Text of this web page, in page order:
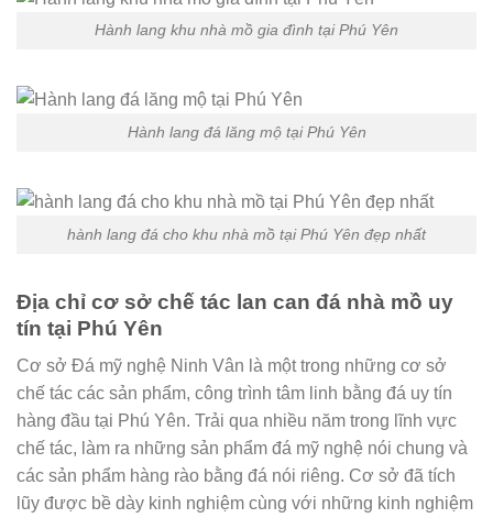
Hành lang khu nhà mồ gia đình tại Phú Yên
Hành lang đá lăng mộ tại Phú Yên
hành lang đá cho khu nhà mồ tại Phú Yên đẹp nhất
Địa chỉ cơ sở chế tác lan can đá nhà mồ uy
tín tại Phú Yên
Cơ sở Đá mỹ nghệ Ninh Vân là một trong những cơ sở
chế tác các sản phẩm, công trình tâm linh bằng đá uy tín
hàng đầu tại Phú Yên. Trải qua nhiều năm trong lĩnh vực
chế tác, làm ra những sản phẩm đá mỹ nghệ nói chung và
các sản phẩm hàng rào bằng đá nói riêng. Cơ sở đã tích
lũy được bề dày kinh nghiệm cùng với những kinh nghiệm